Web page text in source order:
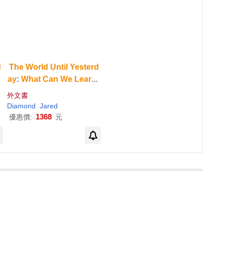
The World Until Yesterd
ay: What Can We Learn
rom Traditional
s?
外文書
Diamond Jared
優惠價: 1368 元